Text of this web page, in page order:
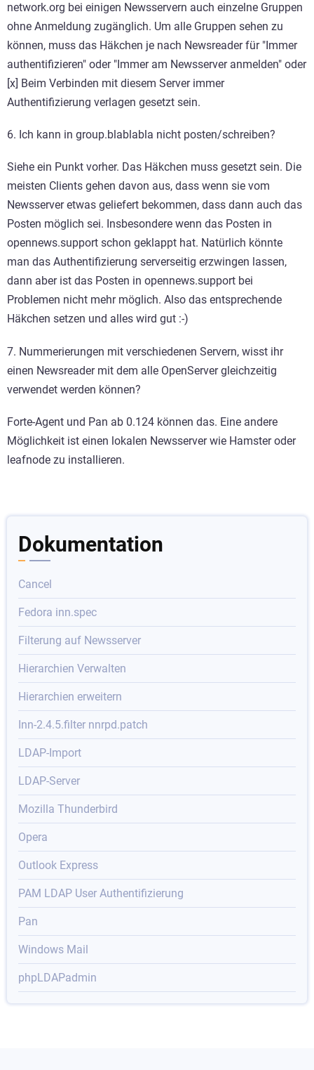
network.org bei einigen Newsservern auch einzelne Gruppen
ohne Anmeldung zugänglich. Um alle Gruppen sehen zu
können, muss das Häkchen je nach Newsreader für "Immer
authentifizieren" oder "Immer am Newsserver anmelden" oder
[x] Beim Verbinden mit diesem Server immer
Authentifizierung verlagen gesetzt sein.
6. Ich kann in group.blablabla nicht posten/schreiben?
Siehe ein Punkt vorher. Das Häkchen muss gesetzt sein. Die
meisten Clients gehen davon aus, dass wenn sie vom
Newsserver etwas geliefert bekommen, dass dann auch das
Posten möglich sei. Insbesondere wenn das Posten in
opennews.support schon geklappt hat. Natürlich könnte
man das Authentifizierung serverseitig erzwingen lassen,
dann aber ist das Posten in opennews.support bei
Problemen nicht mehr möglich. Also das entsprechende
Häkchen setzen und alles wird gut :-)
7. Nummerierungen mit verschiedenen Servern, wisst ihr
einen Newsreader mit dem alle OpenServer gleichzeitig
verwendet werden können?
Forte-Agent und Pan ab 0.124 können das. Eine andere
Möglichkeit ist einen lokalen Newsserver wie Hamster oder
leafnode zu installieren.
Dokumentation
Cancel
Fedora inn.spec
Filterung auf Newsserver
Hierarchien Verwalten
Hierarchien erweitern
Inn-2.4.5.filter nnrpd.patch
LDAP-Import
LDAP-Server
Mozilla Thunderbird
Opera
Outlook Express
PAM LDAP User Authentifizierung
Pan
Windows Mail
phpLDAPadmin